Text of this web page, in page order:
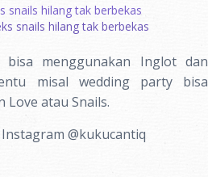
snails hilang tak berbekas
bisa menggunakan Inglot dan
misal wedding party bisa
Love atau Snails.
@kukucantiq